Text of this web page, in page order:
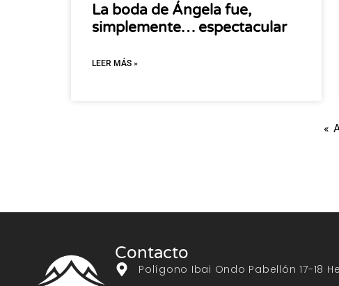
La boda de Ángela fue,
simplemente… espectacular
LEER MÁS »
«
Contacto
Polígono Ibai Ondo Pabellón 17-18